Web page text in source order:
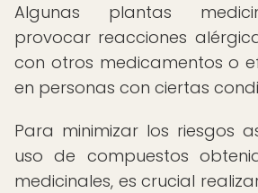
Algunas plantas
provocar reacciones
con otros medicamentos o
en personas con ciertas
Para minimizar los riesgos
uso de compuestos
medicinales, es crucial